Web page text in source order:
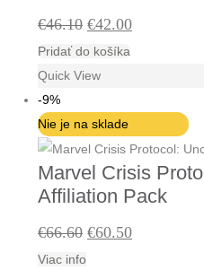
€46.10 Pôvodná
cena
bola:
€46.10.
€42.00Aktuálna
€42.00.
Pridať do košíka
Quick View
-9%
Nie je na sklade
Marvel Crisis
Affiliation Pack
€66.60 Pôvodná
€60.50Aktuálna
Viac info